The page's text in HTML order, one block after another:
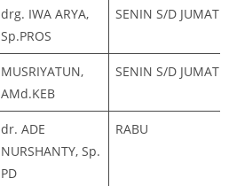
drg. IWA ARYA,
Sp.PROS
SENIN S/D JUMAT
MUSRIYATUN,
AMd.KEB
SENIN S/D JUMAT
dr. ADE
NURSHANTY, Sp.
PD
RABU